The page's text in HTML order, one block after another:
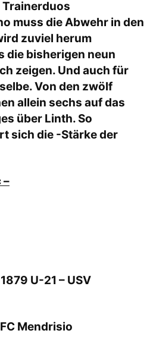
Trainerduos
muss die Abwehr in den
zuviel herum
die bisherigen neun
zeigen. Und auch für
Von den zwölf
allein sechs auf das
über Linth. So
sich die -Stärke der
–
U-21 – USV
Mendrisio